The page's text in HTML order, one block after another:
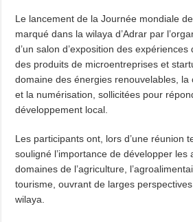
Le lancement de la Journée mondiale
marqué dans la wilaya d’Adrar par
d’un salon d’exposition des
des produits de microentreprises et
domaine des énergies renouvelables, la
et la numérisation, sollicitées pour
développement local.
Les participants ont, lors d’une réunion
souligné l’importance de développer les
domaines de l’agriculture,
tourisme, ouvrant de larges
wilaya.